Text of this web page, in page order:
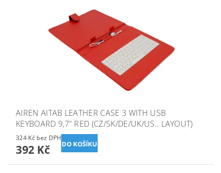
AIREN AITAB LEATHER CASE 3 WITH USB
KEYBOARD 9,7" RED (CZ/SK/DE/UK/US.. LAYOUT)
324 Kč bez DPH
392 Kč